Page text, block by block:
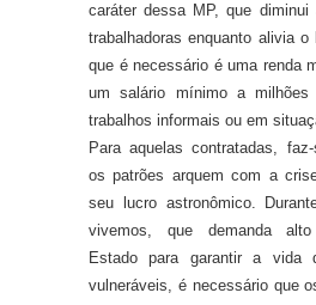
caráter dessa MP, que
trabalhadoras enquanto alivia
que é necessário é uma renda
um salário mínimo a milhões
trabalhos informais ou em
Para aquelas contratadas,
os patrões arquem com a
seu lucro astronômico.
vivemos, que demanda
Estado para garantir a vida
vulneráveis, é necessário que